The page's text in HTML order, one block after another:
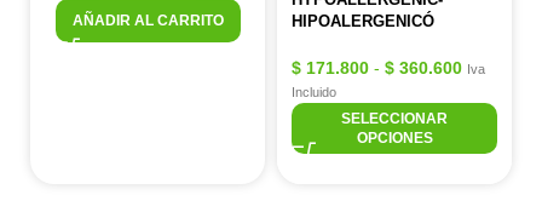
AÑADIR AL CARRITO
HIPOALERGENICÓ
$ 171.800 - $ 360.600 Iva
Incluido
SELECCIONAR
OPCIONES